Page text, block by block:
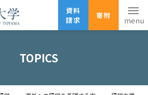
資料
請求
寄附
TOPICS